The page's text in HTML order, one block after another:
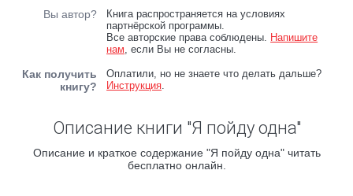
Вы автор?
Книга распространяется на условиях
партнёрской программы.
Все авторские права соблюдены. Напишите
нам, если Вы не согласны.
Как получить
книгу?
Оплатили, но не знаете что делать дальше?
Инструкция.
Описание книги "Я пойду одна"
Описание и краткое содержание "Я пойду одна" читать
бесплатно онлайн.